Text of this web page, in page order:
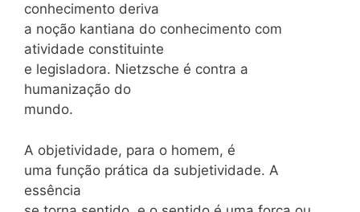
conhecimento deriva
a noção kantiana do conhecimento com
atividade constituinte
e legisladora. Nietzsche é contra a
humanização do
mundo.
A objetividade, para o homem, é
uma função prática da subjetividade. A
essência